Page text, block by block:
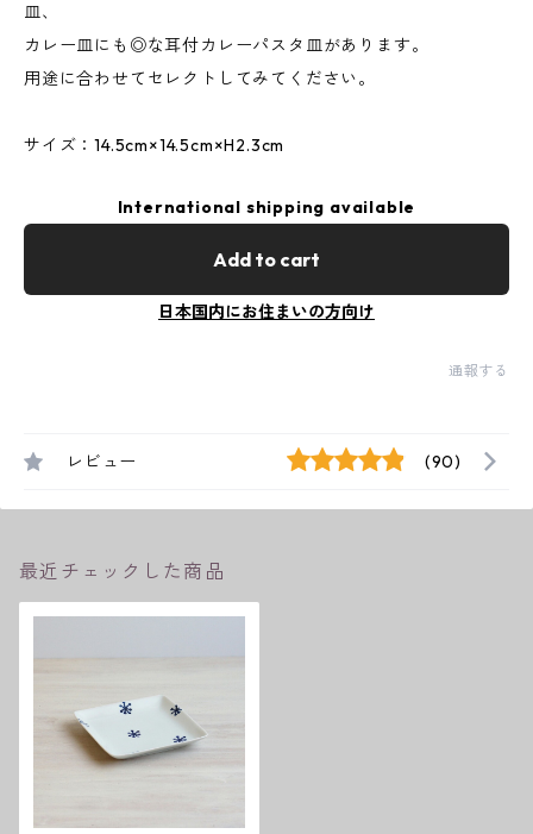
皿、
カレー皿にも◎な耳付カレーパスタ皿があります。
用途に合わせてセレクトしてみてください。
サイズ：14.5cm×14.5cm×H2.3cm
International shipping available
Add to cart
日本国内にお住まいの方向け
通報する
レビュー (90)
最近チェックした商品